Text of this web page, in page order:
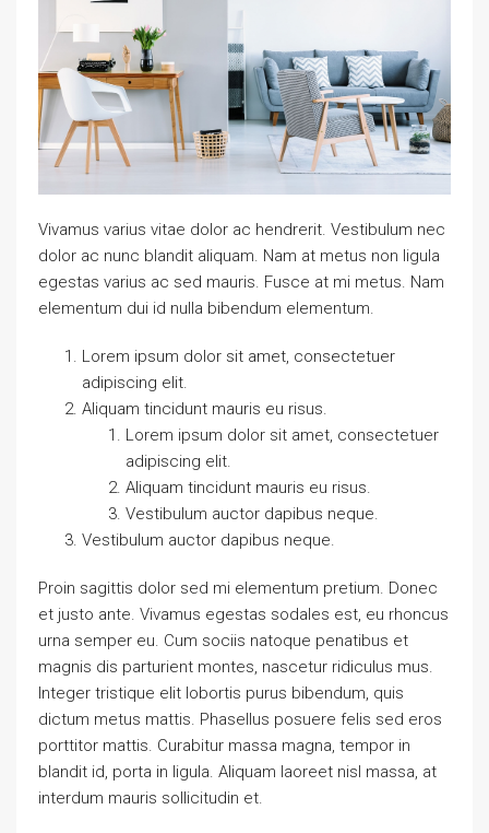
Vivamus varius vitae dolor ac hendrerit. Vestibulum nec
dolor ac nunc blandit aliquam. Nam at metus non ligula
egestas varius ac sed mauris. Fusce at mi metus. Nam
elementum dui id nulla bibendum elementum.
Lorem ipsum dolor sit amet, consectetuer
adipiscing elit.
Aliquam tincidunt mauris eu risus.
Lorem ipsum dolor sit amet, consectetuer
adipiscing elit.
Aliquam tincidunt mauris eu risus.
Vestibulum auctor dapibus neque.
Vestibulum auctor dapibus neque.
Proin sagittis dolor sed mi elementum pretium. Donec
et justo ante. Vivamus egestas sodales est, eu rhoncus
urna semper eu. Cum sociis natoque penatibus et
magnis dis parturient montes, nascetur ridiculus mus.
Integer tristique elit lobortis purus bibendum, quis
dictum metus mattis. Phasellus posuere felis sed eros
porttitor mattis. Curabitur massa magna, tempor in
blandit id, porta in ligula. Aliquam laoreet nisl massa, at
interdum mauris sollicitudin et.